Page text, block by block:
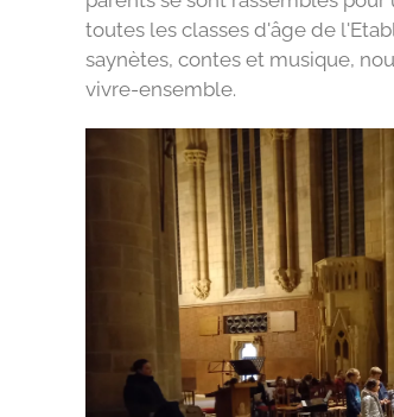
toutes les classes d'âge de
saynètes, contes et musique,
vivre-ensemble.